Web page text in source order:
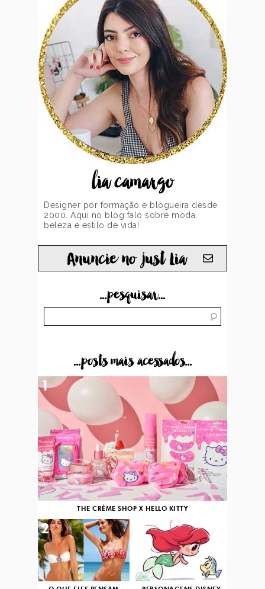
lia camargo
Designer por formação e blogueira desde
2000. Aqui no blog falo sobre moda,
beleza e estilo de vida!
Anuncie no just Lia
...pesquisar...
...posts mais acessados...
THE CRÈME SHOP X HELLO KITTY
1
2 3